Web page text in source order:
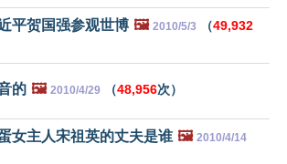
平贺国强参观世博 🖼️ 2010/5/3 （49,932
的 🖼️ 2010/4/29 （48,956次）
女主人宋祖英的丈夫是谁 🖼️ 2010/4/14